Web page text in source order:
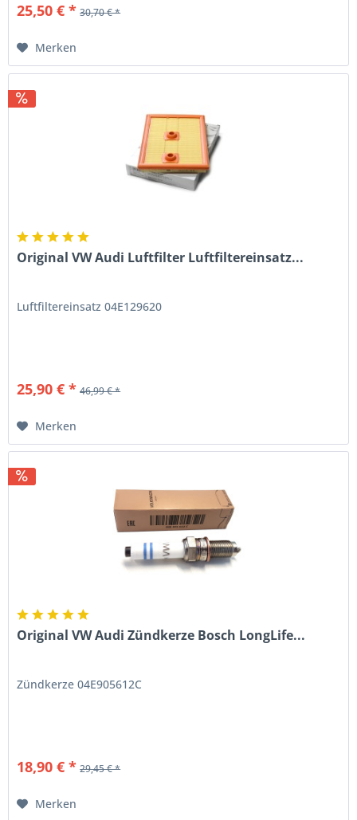
25,50 € * 30,70 € *
Merken
Original VW Audi Luftfilter Luftfiltereinsatz...
Luftfiltereinsatz 04E129620
25,90 € * 46,99 € *
Merken
Original VW Audi Zündkerze Bosch LongLife...
Zündkerze 04E905612C
18,90 € * 29,45 € *
Merken